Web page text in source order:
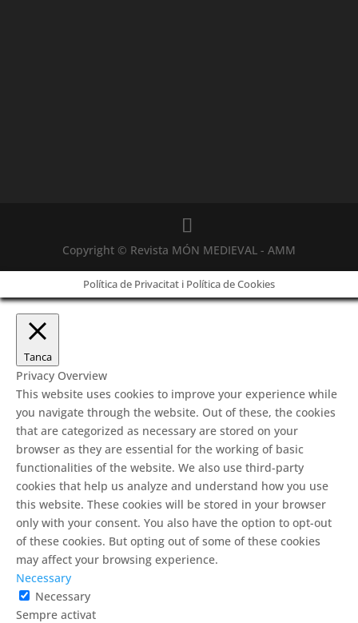
Copyright © Revista MÓN MEDIEVAL - AMM
Política de Privacitat i Política de Cookies
Tanca
Privacy Overview
This website uses cookies to improve your experience while
you navigate through the website. Out of these, the cookies
that are categorized as necessary are stored on your
browser as they are essential for the working of basic
functionalities of the website. We also use third-party
cookies that help us analyze and understand how you use
this website. These cookies will be stored in your browser
only with your consent. You also have the option to opt-out
of these cookies. But opting out of some of these cookies
may affect your browsing experience.
Necessary
Necessary
Sempre activat